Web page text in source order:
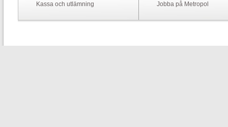
Kassa och utlämning
Jobba på Metropol